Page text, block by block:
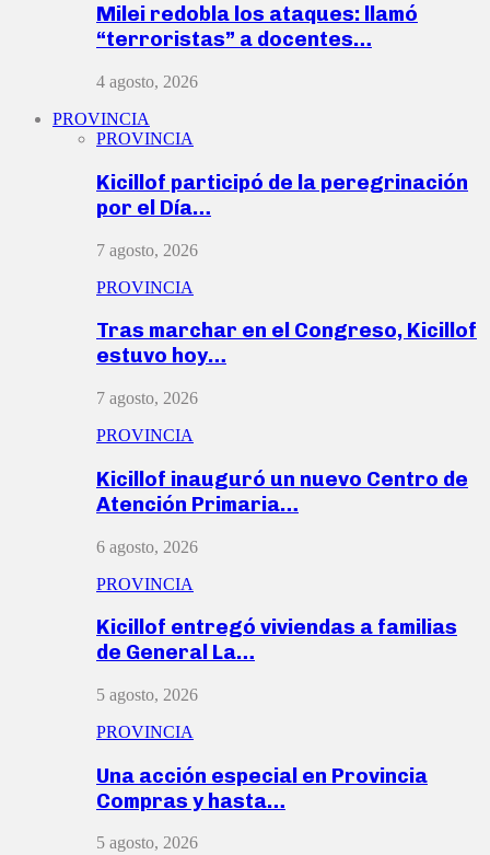
Milei redobla los ataques: llamó
“terroristas” a docentes…
4 agosto, 2026
PROVINCIA
PROVINCIA
Kicillof participó de la peregrinación
por el Día…
7 agosto, 2026
PROVINCIA
Tras marchar en el Congreso, Kicillof
estuvo hoy…
7 agosto, 2026
PROVINCIA
Kicillof inauguró un nuevo Centro de
Atención Primaria…
6 agosto, 2026
PROVINCIA
Kicillof entregó viviendas a familias
de General La…
5 agosto, 2026
PROVINCIA
Una acción especial en Provincia
Compras y hasta…
5 agosto, 2026